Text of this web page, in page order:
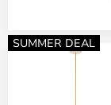
SUMMER DEAL